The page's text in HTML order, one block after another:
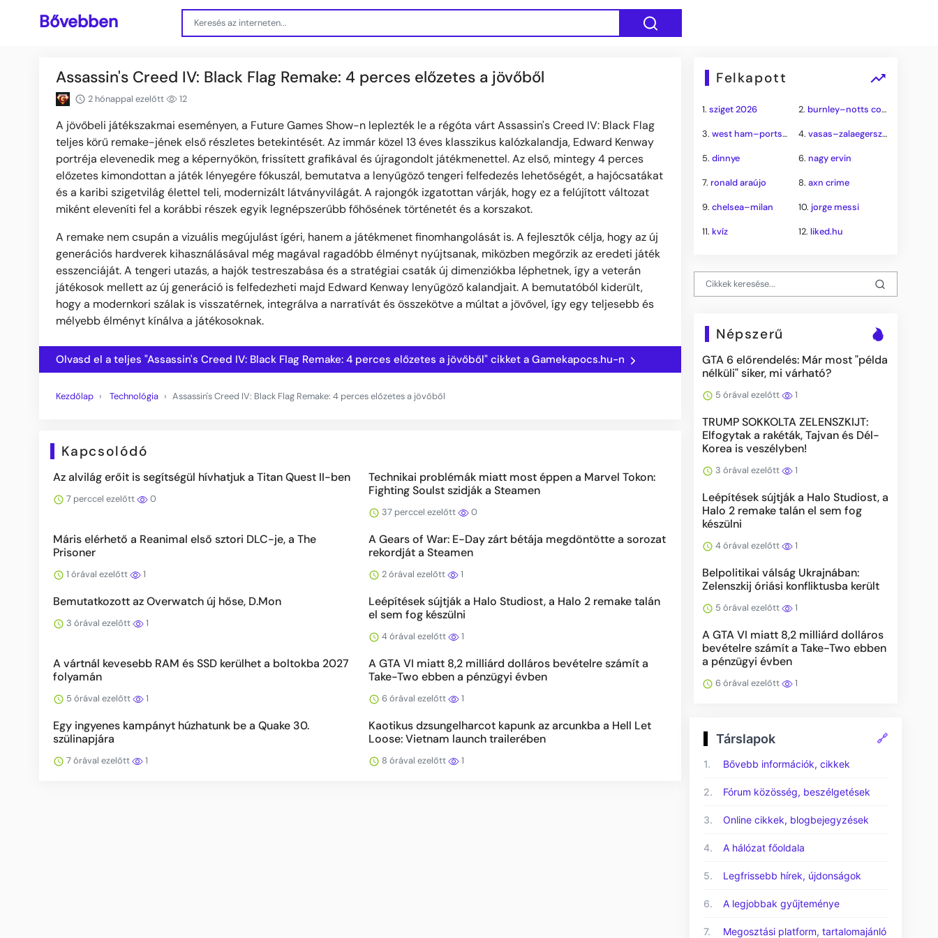
Bővebben
Assassin's Creed IV: Black Flag Remake: 4 perces előzetes a jövőből
2 hónappal ezelőtt 12
A jövőbeli játékszakmai eseményen, a Future Games Show-n leplezték le a régóta várt Assassin's Creed IV: Black Flag
teljes körű remake-jének első részletes betekintését. Az immár közel 13 éves klasszikus kalózkalandja, Edward Kenway
portréja elevenedik meg a képernyőkön, frissített grafikával és újragondolt játékmenettel. Az első, mintegy 4 perces
előzetes kimondottan a játék lényegére fókuszál, bemutatva a lenyűgöző tengeri felfedezés lehetőségét, a hajócsatákat
és a karibi szigetvilág élettel teli, modernizált látványvilágát. A rajongók izgatottan várják, hogy ez a felújított változat
miként eleveníti fel a korábbi részek egyik legnépszerűbb főhősének történetét és a korszakot.
A remake nem csupán a vizuális megújulást ígéri, hanem a játékmenet finomhangolását is. A fejlesztők célja, hogy az új
generációs hardverek kihasználásával még magával ragadóbb élményt nyújtsanak, miközben megőrzik az eredeti játék
esszenciáját. A tengeri utazás, a hajók testreszabása és a stratégiai csaták új dimenziókba léphetnek, így a veterán
játékosok mellett az új generáció is felfedezheti majd Edward Kenway lenyűgöző kalandjait. A bemutatóból kiderült,
hogy a modernkori szálak is visszatérnek, integrálva a narratívát és összekötve a múltat a jövővel, így egy teljesebb és
mélyebb élményt kínálva a játékosoknak.
Olvasd el a teljes "Assassin's Creed IV: Black Flag Remake: 4 perces előzetes a jövőből" cikket a Gamekapocs.hu-n
Kezdőlap Technológia Assassin's Creed IV: Black Flag Remake: 4 perces előzetes a jövőből
Kapcsolódó
Az alvilág erőit is segítségül hívhatjuk a Titan Quest II-ben
7 perccel ezelőtt 0
Technikai problémák miatt most éppen a Marvel Tokon:
Fighting Soulst szidják a Steamen
37 perccel ezelőtt 0
Máris elérhető a Reanimal első sztori DLC-je, a The
Prisoner
1 órával ezelőtt 1
A Gears of War: E-Day zárt bétája megdöntötte a sorozat
rekordját a Steamen
2 órával ezelőtt 1
Bemutatkozott az Overwatch új hőse, D.Mon
3 órával ezelőtt 1
Leépítések sújtják a Halo Studiost, a Halo 2 remake talán
el sem fog készülni
4 órával ezelőtt 1
A vártnál kevesebb RAM és SSD kerülhet a boltokba 2027
folyamán
5 órával ezelőtt 1
A GTA VI miatt 8,2 milliárd dolláros bevételre számít a
Take-Two ebben a pénzügyi évben
6 órával ezelőtt 1
Egy ingyenes kampányt húzhatunk be a Quake 30.
szülinapjára
7 órával ezelőtt 1
Kaotikus dzsungelharcot kapunk az arcunkba a Hell Let
Loose: Vietnam launch trailerében
8 órával ezelőtt 1
Felkapott
1.sziget 2026 2. burnley–notts county
3.west ham–portsmouth 4. vasas–zalaegerszeg
5.dinnye 6. nagy ervin
7.ronald araújo 8. axn crime
9.chelsea–milan 10. jorge messi
11.kvíz 12. liked.hu
Népszerű
GTA 6 előrendelés: Már most "példa
nélküli" siker, mi várható?
5 órával ezelőtt 1
TRUMP SOKKOLTA ZELENSZKIJT:
Elfogytak a rakéták, Tajvan és Dél-
Korea is veszélyben!
3 órával ezelőtt 1
Leépítések sújtják a Halo Studiost, a
Halo 2 remake talán el sem fog
készülni
4 órával ezelőtt 1
Belpolitikai válság Ukrajnában:
Zelenszkij óriási konfliktusba került
5 órával ezelőtt 1
A GTA VI miatt 8,2 milliárd dolláros
bevételre számít a Take-Two ebben
a pénzügyi évben
6 órával ezelőtt 1
Társlapok 🔗
1. Bővebb információk, cikkek
2. Fórum közösség, beszélgetések
3. Online cikkek, blogbejegyzések
4. A hálózat főoldala
5. Legfrissebb hírek, újdonságok
6. A legjobbak gyűjteménye
7. Megosztási platform, tartalomajánló